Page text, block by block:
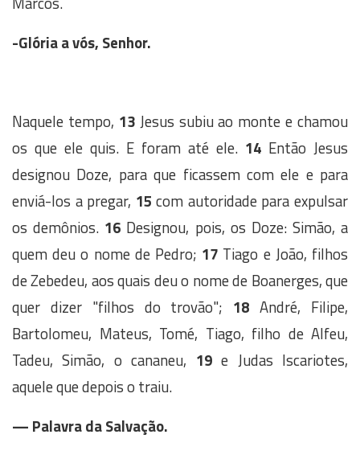
-Glória a vós, Senhor.
Naquele tempo, 13Jesus subiu ao monte e chamou
os que ele quis. E foram até ele. 14 Então Jesus
designou Doze, para que ficassem com ele e para
enviá-los a pregar, 15 com autoridade para expulsar
os demônios. 16 Designou, pois, os Doze: Simão, a
quem deu o nome de Pedro; 17 Tiago e João, filhos
de Zebedeu, aos quais deu o nome de Boanerges, que
quer dizer "filhos do trovão"; 18 André, Filipe,
Bartolomeu, Mateus, Tomé, Tiago, filho de Alfeu,
Tadeu, Simão, o cananeu, 19e Judas Iscariotes,
aquele que depois o traiu.
— Palavra da Salvação.